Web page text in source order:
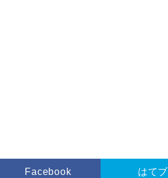
Facebook はてブ